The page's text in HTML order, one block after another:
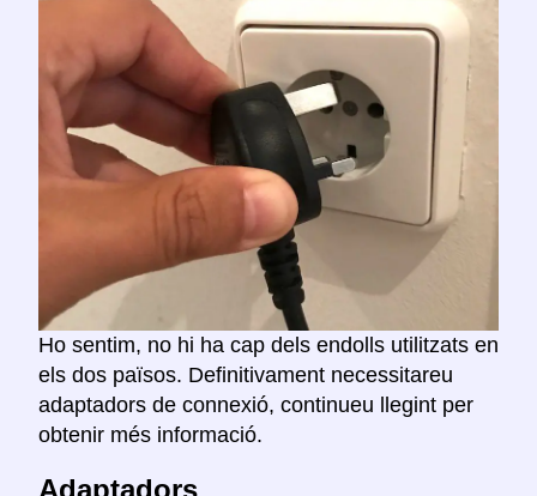
Ho sentim, no hi ha cap dels endolls utilitzats en
els dos països. Definitivament necessitareu
adaptadors de connexió, continueu llegint per
obtenir més informació.
Adaptadors